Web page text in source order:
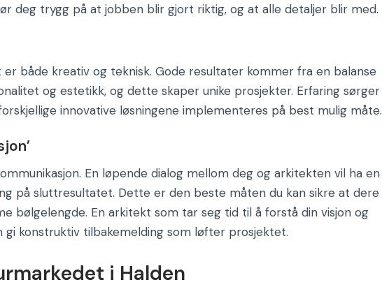
deg trygg på at jobben blir gjort riktig, og at alle detaljer blir med.
er både kreativ og teknisk. Gode resultater kommer fra en balanse
og estetikk, og dette skaper unike prosjekter. Erfaring sørger
innovative løsningene implementeres på best mulig måte.
En løpende dialog mellom deg og arkitekten vil ha en
på sluttresultatet. Dette er den beste måten du kan sikre at dere
bølgelengde. En arkitekt som tar seg tid til å forstå din visjon og
gi konstruktiv tilbakemelding som løfter prosjektet.
i Halden